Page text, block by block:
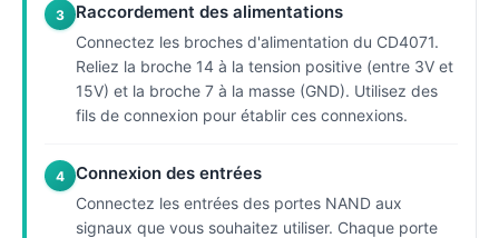
3 Raccordement des alimentations
Connectez les broches d'alimentation du CD4071.
Reliez la broche 14 à la tension positive (entre 3V et
15V) et la broche 7 à la masse (GND). Utilisez des
fils de connexion pour établir ces connexions.
4 Connexion des entrées
Connectez les entrées des portes NAND aux
signaux que vous souhaitez utiliser. Chaque porte